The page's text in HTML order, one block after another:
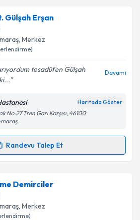
Gülşah Erşan
, Merkez
tesadüfen Gülşah
Devamı
Haritada Göster
No:27 Tren Garı Karşısı, 46100
Randevu Talep Et
Talebi
Erşaniçin randevu takvimi talebi
uzmandan randevu almanız için bir
e-posta ile bilgilendireceğiz.
Demirciler
, Merkez